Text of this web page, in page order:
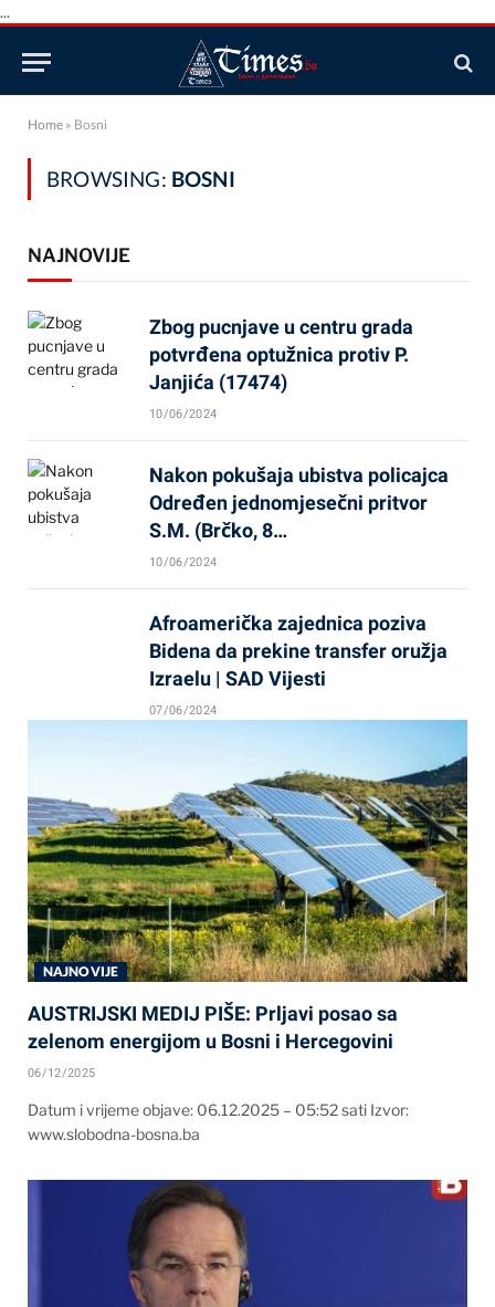
...
Home » Bosni
BROWSING: BOSNI
NAJNOVIJE
Zbog pucnjave u centru grada
potvrđena optužnica protiv P.
Janjića (17474)
10/06/2024
Nakon pokušaja ubistva policajca
Određen jednomjesečni pritvor
S.M. (Brčko, 8…
10/06/2024
Afroamerička zajednica poziva
Bidena da prekine transfer oružja
Izraelu | SAD Vijesti
07/06/2024
NAJNOVIJE
AUSTRIJSKI MEDIJ PIŠE: Prljavi posao sa
zelenom energijom u Bosni i Hercegovini
06/12/2025
Datum i vrijeme objave: 06.12.2025 – 05:52 sati Izvor:
www.slobodna-bosna.ba